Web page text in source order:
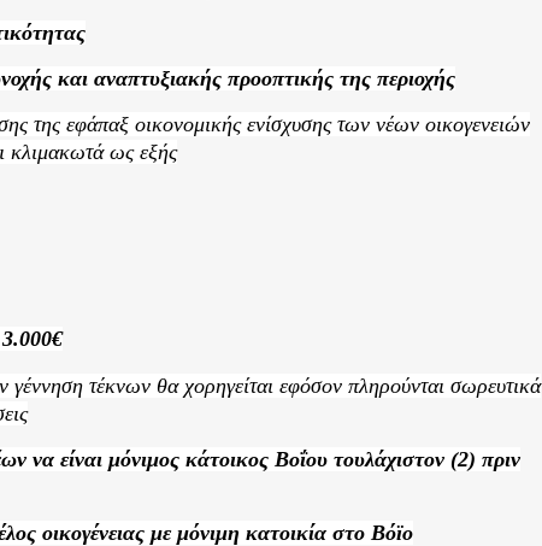
και αναπτυξιακής προοπτικής της περιοχής
της εφάπαξ οικονομικής ενίσχυσης των νέων οικογενειών
κλιμακωτά ως εξής
3.000€
γέννηση τέκνων θα χορηγείται εφόσον πληρούνται σωρευτικά
να είναι μόνιμος κάτοικος Βοΐου τουλάχιστον (2) πριν
οικογένειας με μόνιμη κατοικία στο Βόϊο